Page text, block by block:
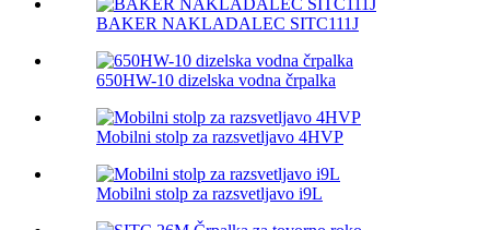
BAKER NAKLADALEC SITC111J
650HW-10 dizelska vodna črpalka
Mobilni stolp za razsvetljavo 4HVP
Mobilni stolp za razsvetljavo i9L